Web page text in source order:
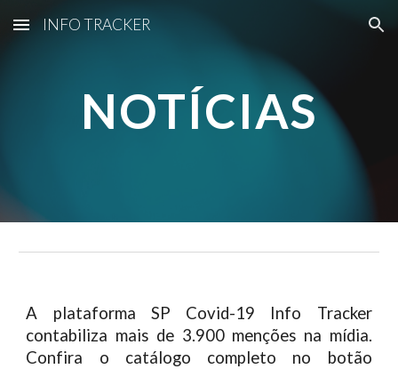
Skip to main content Skip to navigation
INFO TRACKER
NOTÍCIAS
A plataforma SP Covid-19 Info Tracker
contabiliza mais de 3.900 menções na mídia.
Confira o catálogo completo no botão